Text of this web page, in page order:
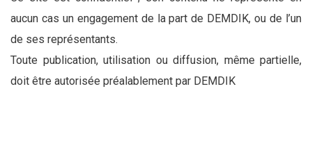
aucun cas un engagement de la part de DEMDIK, ou de l’un
de ses représentants.
Toute publication, utilisation ou diffusion, même partielle,
doit être autorisée préalablement par DEMDIK